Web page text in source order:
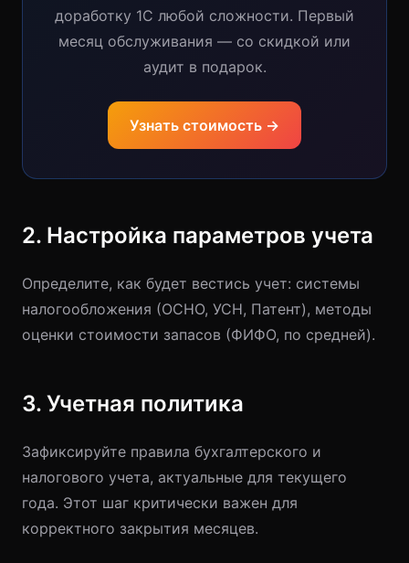
доработку 1С любой сложности. Первый
месяц обслуживания — со скидкой или
аудит в подарок.
Узнать стоимость →
2. Настройка параметров учета
Определите, как будет вестись учет: системы
налогообложения (ОСНО, УСН, Патент), методы
оценки стоимости запасов (ФИФО, по средней).
3. Учетная политика
Зафиксируйте правила бухгалтерского и
налогового учета, актуальные для текущего
года. Этот шаг критически важен для
корректного закрытия месяцев.